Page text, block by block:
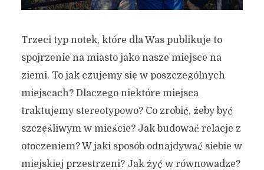
Trzeci typ notek, które dla Was publikuje to
spojrzenie na miasto jako nasze miejsce na
ziemi. To jak czujemy się w poszczególnych
miejscach? Dlaczego niektóre miejsca
traktujemy stereotypowo? Co zrobić, żeby być
szczęśliwym w mieście? Jak budować relacje z
otoczeniem? W jaki sposób odnajdywać siebie w
miejskiej przestrzeni? Jak żyć w równowadze?